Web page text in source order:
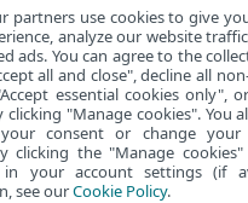
partners use cookies to give
analyze our website
ads. You can agree to the
all and close", decline all
essential cookies only",
clicking "Manage cookies". You
consent or change your
clicking the "Manage
your account settings (if
see ourCookie Policy.